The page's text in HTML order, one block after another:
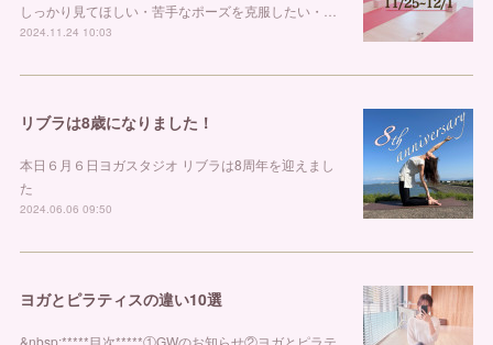
しっかり見てほしい・苦手なポーズを克服したい・…
2024.11.24 10:03
リブラは8歳になりました！
⁡⁡本日６月６日ヨガスタジオ リブラは8周年を迎えまし
た
2024.06.06 09:50
ヨガとピラティスの違い10選